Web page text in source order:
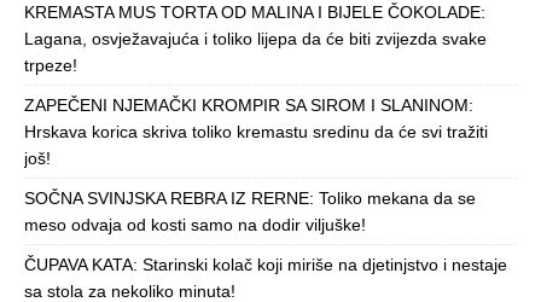
KREMASTA MUS TORTA OD MALINA I BIJELE ČOKOLADE:
Lagana, osvježavajuća i toliko lijepa da će biti zvijezda svake
trpeze!
ZAPEČENI NJEMAČKI KROMPIR SA SIROM I SLANINOM:
Hrskava korica skriva toliko kremastu sredinu da će svi tražiti
još!
SOČNA SVINJSKA REBRA IZ RERNE: Toliko mekana da se
meso odvaja od kosti samo na dodir viljuške!
ČUPAVA KATA: Starinski kolač koji miriše na djetinjstvo i nestaje
sa stola za nekoliko minuta!